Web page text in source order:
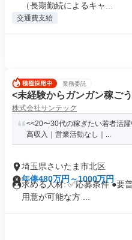
（長期勤続によるキャ...
交通費支給
業務委託
<未経験からガンガン稼ご
株式会社サンテック
<<20〜30代の稼ぎたい若者活
高収入｜営業活動なし｜...
埼玉県さいたま市北区
年俸480万円～1000万円
求める人材: ✅️応募条件 ●要
用意が可能な方 ...